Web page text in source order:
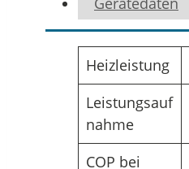
Heizleistung
Leistungsauf
nahme
COP bei